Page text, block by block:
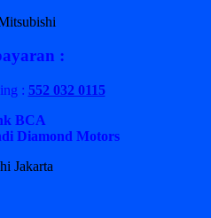
:
: 552 032 0115
BCA
Diamond Motors